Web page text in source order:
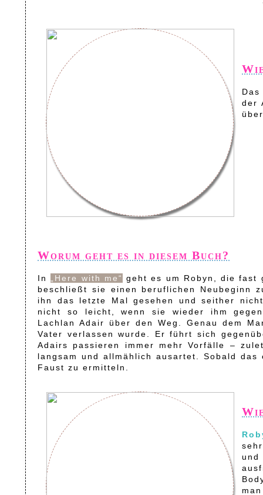
der
Worum geht es in diesem Buch?
In „Here with me“ geht es um Robyn, die fast
beschließt sie einen beruflichen Neubeginn
ihn das letzte Mal gesehen und seither
nicht so leicht, wenn sie wieder ihm
Lachlan Adair über den Weg. Genau dem
Vater verlassen wurde. Er führt sich
Adairs passieren immer mehr Vorfälle –
langsam und allmählich ausartet. Sobald
Faust zu ermitteln.